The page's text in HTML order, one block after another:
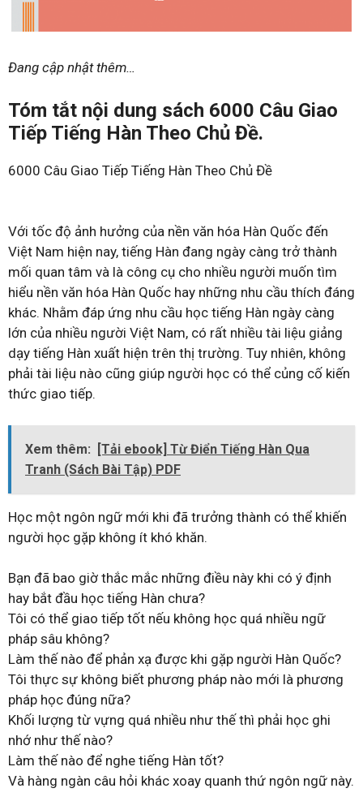
Đang cập nhật thêm…
Tóm tắt nội dung sách 6000 Câu Giao
Tiếp Tiếng Hàn Theo Chủ Đề.
6000 Câu Giao Tiếp Tiếng Hàn Theo Chủ Đề
Với tốc độ ảnh hưởng của nền văn hóa Hàn Quốc đến
Việt Nam hiện nay, tiếng Hàn đang ngày càng trở thành
mối quan tâm và là công cụ cho nhiều người muốn tìm
hiểu nền văn hóa Hàn Quốc hay những nhu cầu thích đáng
khác. Nhằm đáp ứng nhu cầu học tiếng Hàn ngày càng
lớn của nhiều người Việt Nam, có rất nhiều tài liệu giảng
dạy tiếng Hàn xuất hiện trên thị trường. Tuy nhiên, không
phải tài liệu nào cũng giúp người học có thể củng cố kiến
thức giao tiếp.
Xem thêm:
[Tải ebook] Từ Điển Tiếng Hàn Qua
Tranh (Sách Bài Tập) PDF
Học một ngôn ngữ mới khi đã trưởng thành có thể khiến
người học gặp không ít khó khăn.
Bạn đã bao giờ thắc mắc những điều này khi có ý định
hay bắt đầu học tiếng Hàn chưa?
Tôi có thể giao tiếp tốt nếu không học quá nhiều ngữ
pháp sâu không?
Làm thế nào để phản xạ được khi gặp người Hàn Quốc?
Tôi thực sự không biết phương pháp nào mới là phương
pháp học đúng nữa?
Khối lượng từ vựng quá nhiều như thế thì phải học ghi
nhớ như thế nào?
Làm thế nào để nghe tiếng Hàn tốt?
Và hàng ngàn câu hỏi khác xoay quanh thứ ngôn ngữ này.